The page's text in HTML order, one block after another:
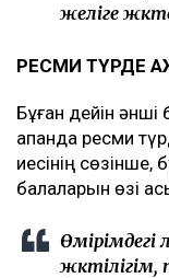
желіге
РЕСМИ ТҮРДЕ
Бұған дейін
ақпанда ресми
иесінің сөзінше,
балаларын өзі
Өмірімдегі